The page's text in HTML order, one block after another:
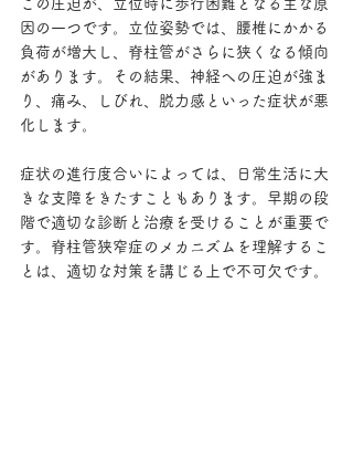
因の一つです。立位姿勢では、腰椎にかかる
負荷が増大し、脊柱管がさらに狭くなる傾向
があります。その結果、神経への圧迫が強ま
り、痛み、しびれ、脱力感といった症状が悪
化します。
症状の進行度合いによっては、日常生活に大
きな支障をきたすこともあります。早期の段
階で適切な診断と治療を受けることが重要で
す。脊柱管狭窄症のメカニズムを理解するこ
とは、適切な対策を講じる上で不可欠です。